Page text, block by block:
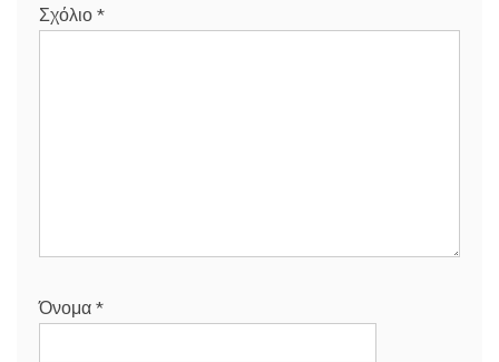
Σχόλιο *
Όνομα *